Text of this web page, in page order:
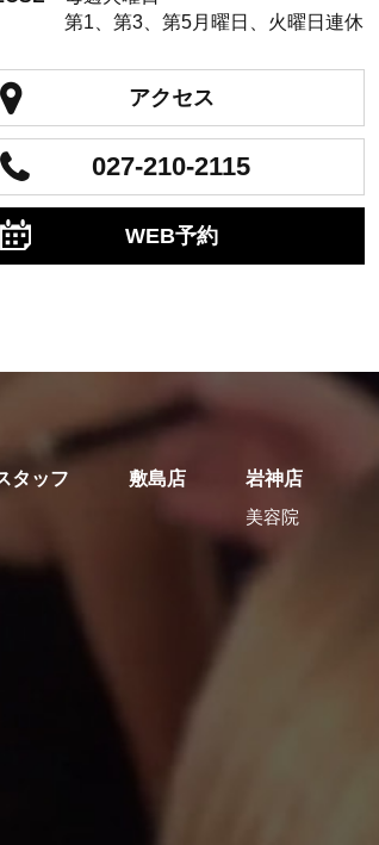
第1、第3、第5月曜日、火曜日連休
アクセス
027-210-2115
WEB予約
タッフ 敷島店
岩神店
美容院